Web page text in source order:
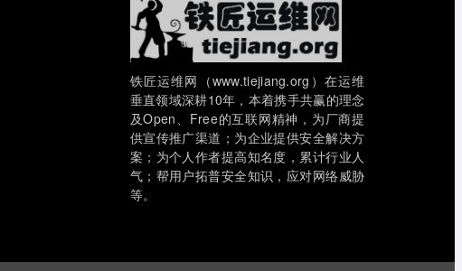
铁匠运维网（www.tiejiang.org）在运维
垂直领域深耕10年，本着携手共赢的理念
及Open、Free的互联网精神，为厂商提
供宣传推广渠道；为企业提供安全解决方
案；为个人作者提高知名度，累计行业人
气；帮用户拓普安全知识，应对网络威胁
等。